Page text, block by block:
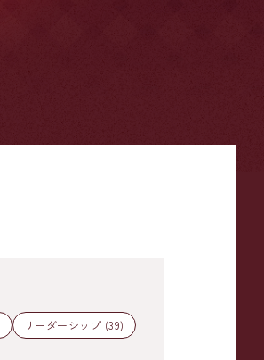
リーダーシップ (39)